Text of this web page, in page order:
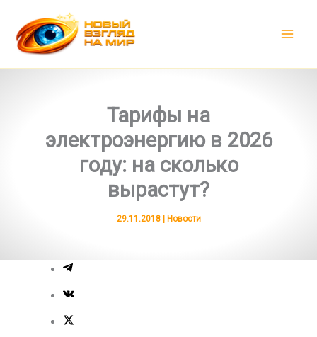
содержимому
Тарифы на
электроэнергию в 2026
году: на сколько
вырастут?
29.11.2018 | Новости